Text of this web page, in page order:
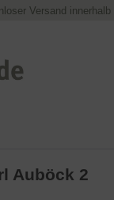
Versand
Auböck 2